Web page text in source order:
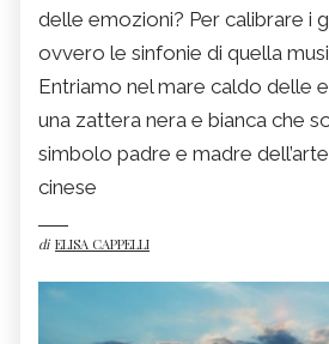
delle emozioni? Per calibrare i
ovvero le sinfonie di quella
Entriamo nel mare caldo delle
una zattera nera e bianca che
simbolo padre e madre
cinese
di ELISA CAPPELLI